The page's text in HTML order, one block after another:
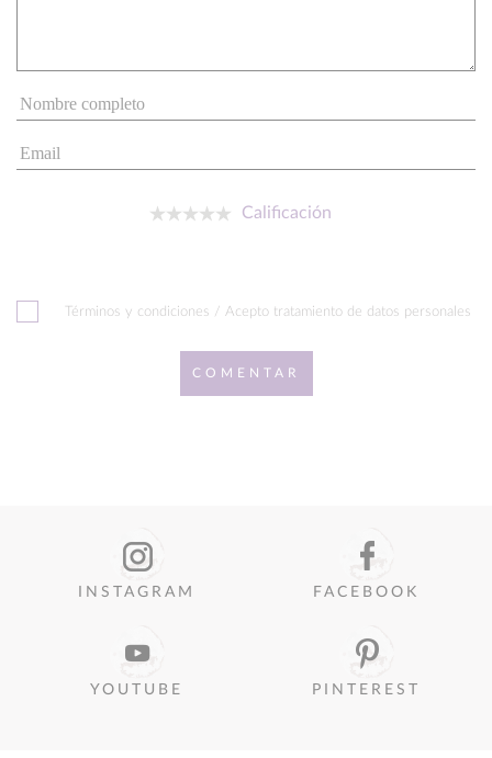
Calificación
Términos y condiciones / Acepto tratamiento de datos personales
COMENTAR
INSTAGRAM FACEBOOK
YOUTUBE PINTEREST